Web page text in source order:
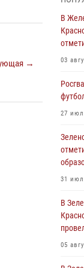
→
В
05
В
04
04
В
В
03
27
31
В
05